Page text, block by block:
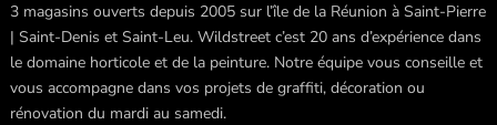
3 magasins ouverts depuis 2005 sur l’île de la Réunion à Saint-Pierre
| Saint-Denis et Saint-Leu. Wildstreet c’est 20 ans d’expérience dans
le domaine horticole et de la peinture. Notre équipe vous conseille et
vous accompagne dans vos projets de graffiti, décoration ou
rénovation du mardi au samedi.